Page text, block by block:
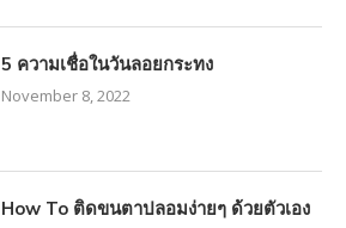
5 ความเชื่อในวันลอยกระทง
November 8, 2022
How To ติดขนตาปลอมง่ายๆ ด้วยตัวเอง